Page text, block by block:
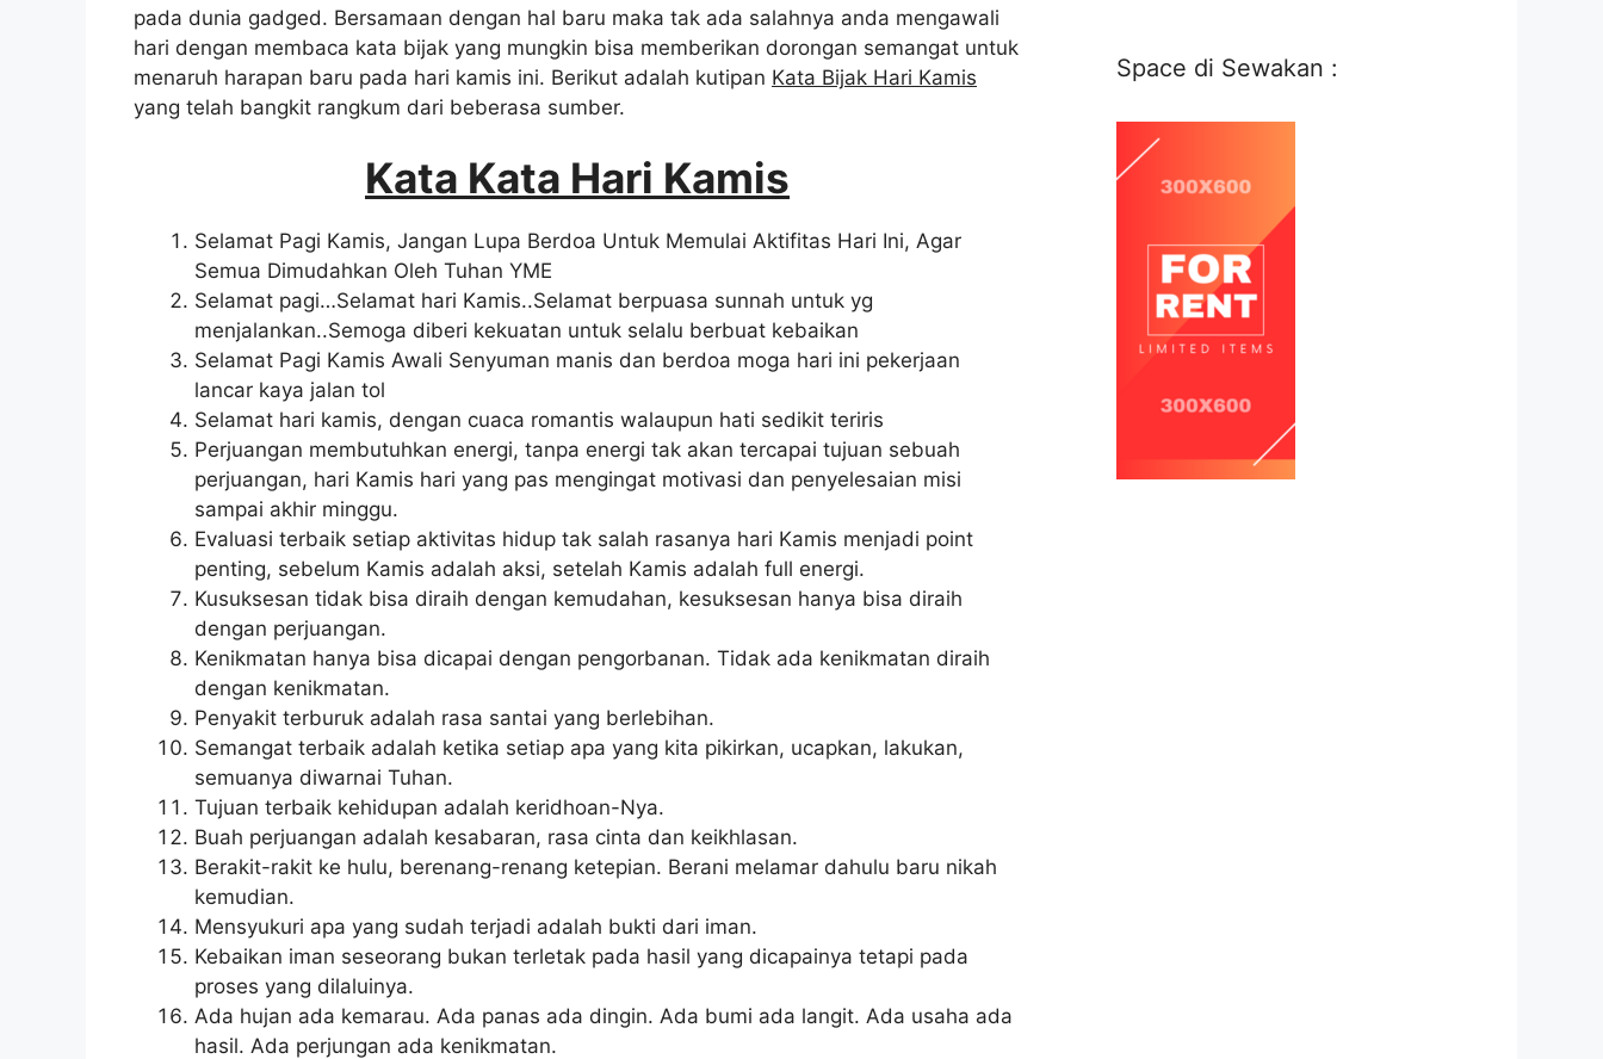
pada dunia gadged. Bersamaan dengan hal baru maka tak ada salahnya anda mengawali
hari dengan membaca kata bijak yang mungkin bisa memberikan dorongan semangat untuk
menaruh harapan baru pada hari kamis ini. Berikut adalah kutipan Kata Bijak Hari Kamis
yang telah bangkit rangkum dari beberasa sumber.
Kata Kata Hari Kamis
Selamat Pagi Kamis, Jangan Lupa Berdoa Untuk Memulai Aktifitas Hari Ini, Agar
Semua Dimudahkan Oleh Tuhan YME
Selamat pagi…Selamat hari Kamis..Selamat berpuasa sunnah untuk yg
menjalankan..Semoga diberi kekuatan untuk selalu berbuat kebaikan
Selamat Pagi Kamis Awali Senyuman manis dan berdoa moga hari ini pekerjaan
lancar kaya jalan tol
Selamat hari kamis, dengan cuaca romantis walaupun hati sedikit teriris
Perjuangan membutuhkan energi, tanpa energi tak akan tercapai tujuan sebuah
perjuangan, hari Kamis hari yang pas mengingat motivasi dan penyelesaian misi
sampai akhir minggu.
Evaluasi terbaik setiap aktivitas hidup tak salah rasanya hari Kamis menjadi point
penting, sebelum Kamis adalah aksi, setelah Kamis adalah full energi.
Kusuksesan tidak bisa diraih dengan kemudahan, kesuksesan hanya bisa diraih
dengan perjuangan.
Kenikmatan hanya bisa dicapai dengan pengorbanan. Tidak ada kenikmatan diraih
dengan kenikmatan.
Penyakit terburuk adalah rasa santai yang berlebihan.
Semangat terbaik adalah ketika setiap apa yang kita pikirkan, ucapkan, lakukan,
semuanya diwarnai Tuhan.
Tujuan terbaik kehidupan adalah keridhoan-Nya.
Buah perjuangan adalah kesabaran, rasa cinta dan keikhlasan.
Berakit-rakit ke hulu, berenang-renang ketepian. Berani melamar dahulu baru nikah
kemudian.
Mensyukuri apa yang sudah terjadi adalah bukti dari iman.
Kebaikan iman seseorang bukan terletak pada hasil yang dicapainya tetapi pada
proses yang dilaluinya.
Ada hujan ada kemarau. Ada panas ada dingin. Ada bumi ada langit. Ada usaha ada
hasil. Ada perjungan ada kenikmatan.
Space di Sewakan :